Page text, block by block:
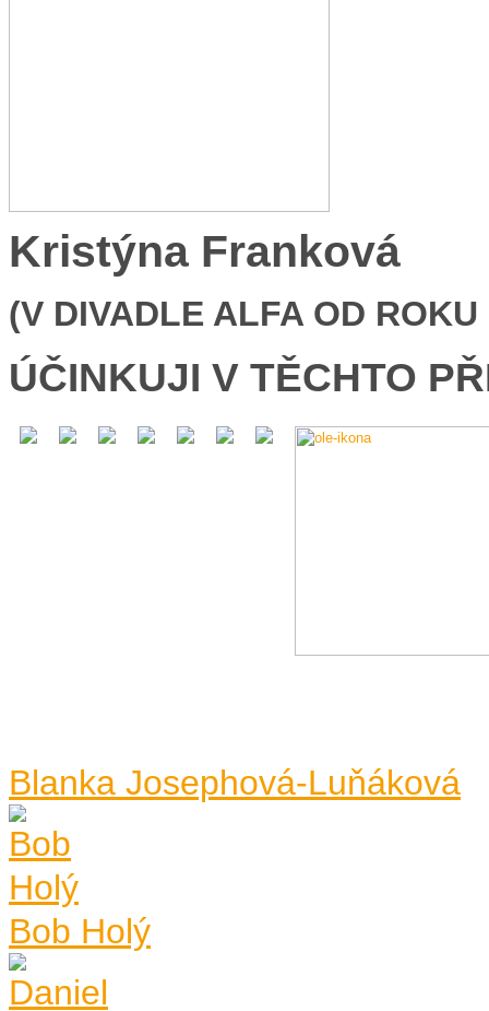
Kristýna Franková
(V DIVADLE ALFA OD ROKU
ÚČINKUJI V TĚCHTO
Blanka Josephová-Luňáková
Bob Holý